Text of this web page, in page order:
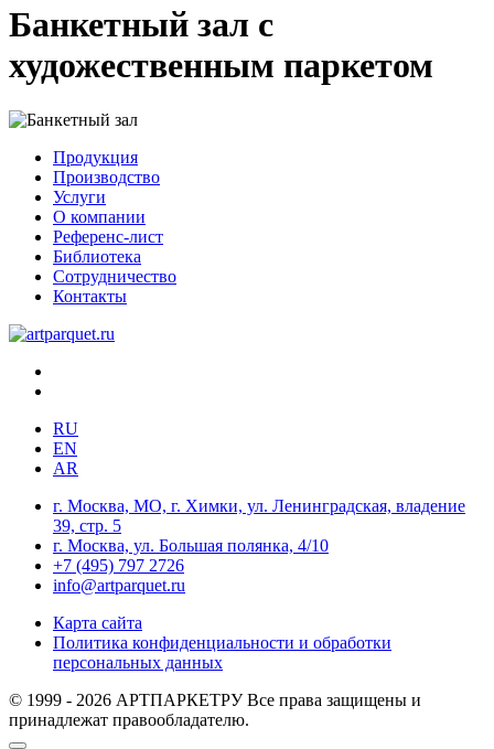
Банкетный зал с
художественным паркетом
Продукция
Производство
Услуги
О компании
Референс-лист
Библиотека
Сотрудничество
Контакты
RU
EN
AR
г. Москва, МО, г. Химки, ул. Ленинградская, владение
39, стр. 5
г. Москва, ул. Большая полянка, 4/10
+7 (495) 797 2726
info@artparquet.ru
Карта сайта
Политика конфиденциальности и обработки
персональных данных
© 1999 - 2026 АРТПАРКЕТРУ Все права защищены и
принадлежат правообладателю.